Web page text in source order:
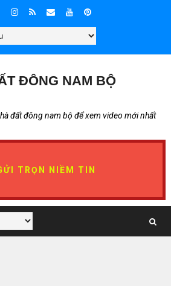
ĐÔNG NAM BỘ
đất đông nam bộ để xem video mới nhất
TRỌN NIỀM TIN